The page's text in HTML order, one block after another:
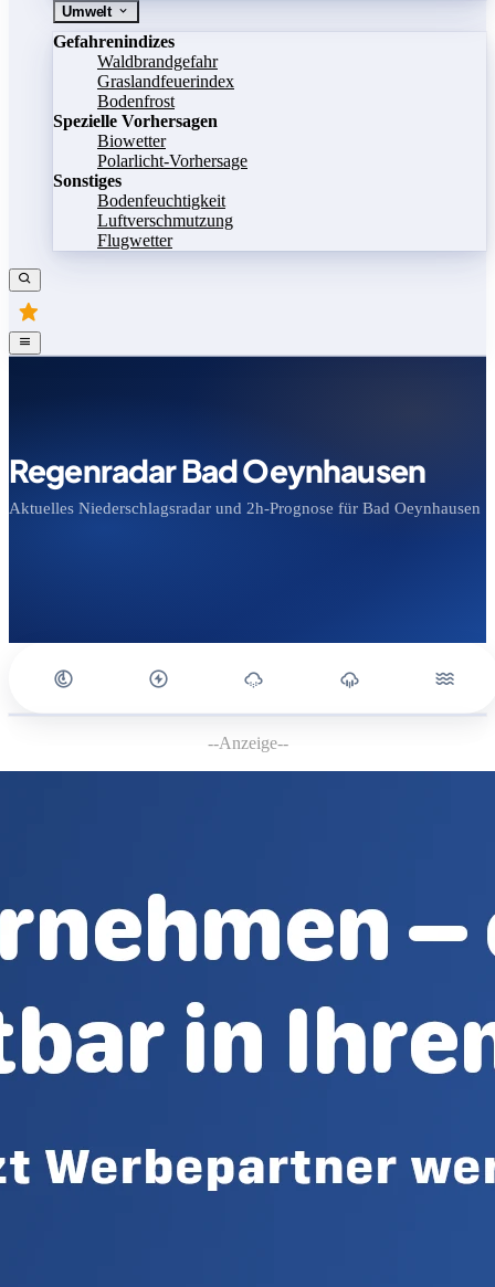
Umwelt
Gefahrenindizes
Waldbrandgefahr
Graslandfeuerindex
Bodenfrost
Spezielle Vorhersagen
Biowetter
Polarlicht-Vorhersage
Sonstiges
Bodenfeuchtigkeit
Luftverschmutzung
Flugwetter
Regenradar Bad Oeynhausen
Aktuelles Niederschlagsradar und 2h-Prognose für Bad Oeynhausen
--Anzeige--